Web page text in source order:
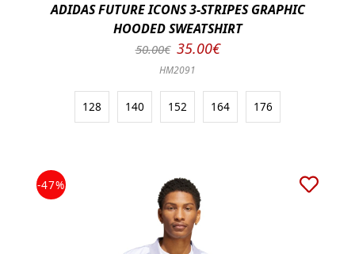
ADIDAS FUTURE ICONS 3-STRIPES GRAPHIC
HOODED SWEATSHIRT
50.00€ 35.00€
HM2091
128 140 152 164 176
-47%